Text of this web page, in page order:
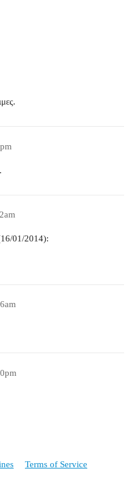
01/2014):
Terms of Service